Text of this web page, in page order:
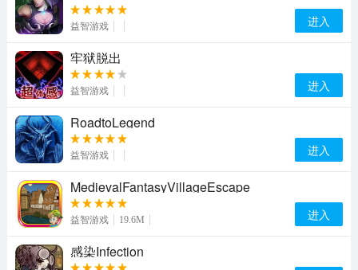
益智游戏 进入
牢狱脱出
益智游戏 进入
RoadtoLegend
益智游戏 进入
MedievalFantasyVillageEscape
益智游戏 19.6M 进入
感染Infection